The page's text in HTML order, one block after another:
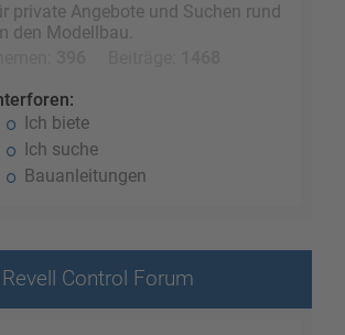
private Angebote und Suchen rund
den Modellbau.
Ich biete
Ich suche
Bauanleitungen
Revell Control Forum